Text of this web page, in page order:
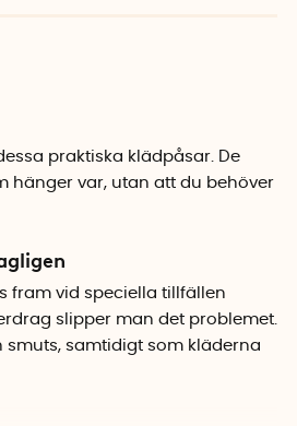
praktiska klädpåsar. De
hänger var, utan att du behöver
fram vid speciella tillfällen
slipper man det problemet.
smuts, samtidigt som kläderna